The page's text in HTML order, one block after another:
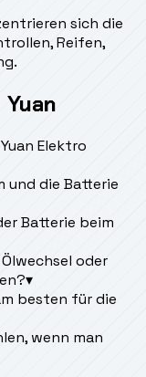
sich die
Reifen,
Elektro
und die Batterie
Batterie beim
oder
▾
besten für die
wenn man